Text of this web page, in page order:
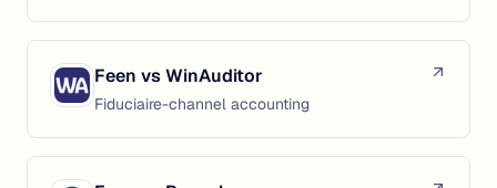
Feen vsWinAuditor
Fiduciaire-channel accounting